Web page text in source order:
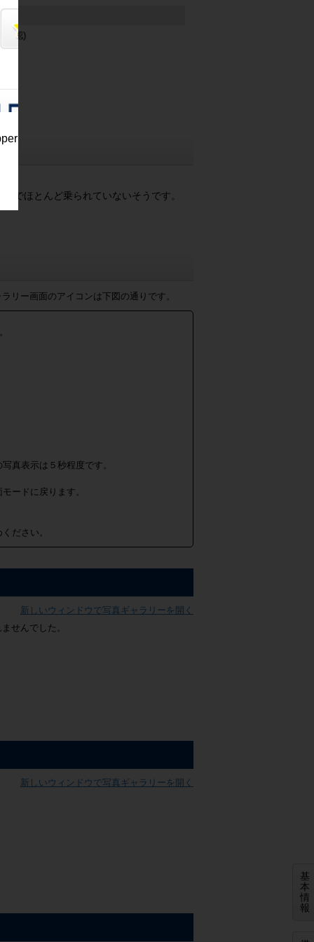
基
本
情
報
確認)
でほとんど乗られていないそうです。
リー画面のアイコンは下図の通りです。
真表示は５秒程度です。
ードに戻ります。
ださい。
新しいウィンドウで写真ギャラリーを開く
せんでした。
新しいウィンドウで写真ギャラリーを開く